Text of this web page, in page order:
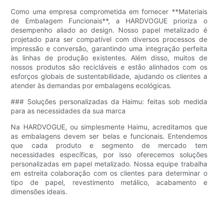
Como uma empresa comprometida em fornecer **Materiais
de Embalagem Funcionais**, a HARDVOGUE prioriza o
desempenho aliado ao design. Nosso papel metalizado é
projetado para ser compatível com diversos processos de
impressão e conversão, garantindo uma integração perfeita
às linhas de produção existentes. Além disso, muitos de
nossos produtos são recicláveis ​​e estão alinhados com os
esforços globais de sustentabilidade, ajudando os clientes a
atender às demandas por embalagens ecológicas.
### Soluções personalizadas da Haimu: feitas sob medida
para as necessidades da sua marca
Na HARDVOGUE, ou simplesmente Haimu, acreditamos que
as embalagens devem ser belas e funcionais. Entendemos
que cada produto e segmento de mercado tem
necessidades específicas, por isso oferecemos soluções
personalizadas em papel metalizado. Nossa equipe trabalha
em estreita colaboração com os clientes para determinar o
tipo de papel, revestimento metálico, acabamento e
dimensões ideais.